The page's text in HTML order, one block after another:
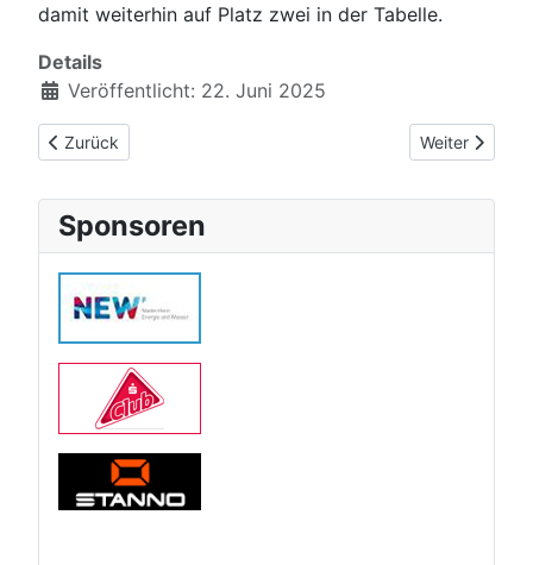
damit weiterhin auf Platz zwei in der Tabelle.
Details
Veröffentlicht: 22. Juni 2025
Vorheriger Beitrag: Michael Machado wird Deutscher Meister
Zurück Nächster
Weiter
Sponsoren